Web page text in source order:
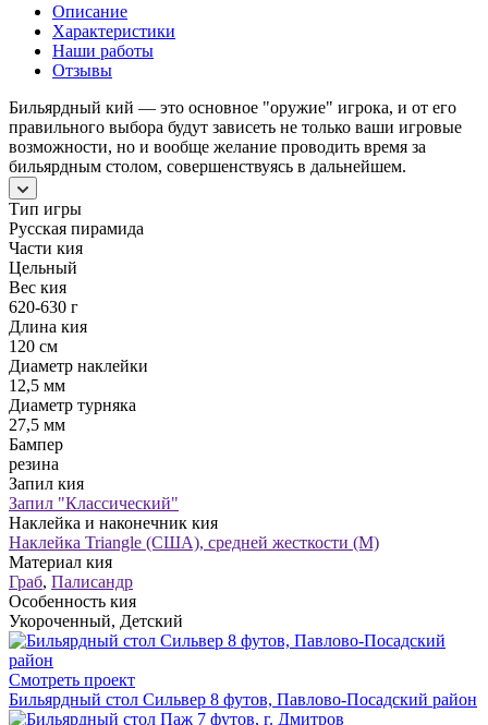
Описание
Характеристики
Наши работы
Отзывы
Бильярдный кий — это основное "оружие" игрока, и от его
правильного выбора будут зависеть не только ваши игровые
возможности, но и вообще желание проводить время за
бильярдным столом, совершенствуясь в дальнейшем.
Тип игры
Русская пирамида
Части кия
Цельный
Вес кия
620-630 г
Длина кия
120 см
Диаметр наклейки
12,5 мм
Диаметр турняка
27,5 мм
Бампер
резина
Запил кия
Запил "Классический"
Наклейка и наконечник кия
Наклейка Triangle (США), средней жесткости (М)
Материал кия
Граб, Палисандр
Особенность кия
Укороченный, Детский
Смотреть проект
Бильярдный стол Сильвер 8 футов, Павлово-Посадский район